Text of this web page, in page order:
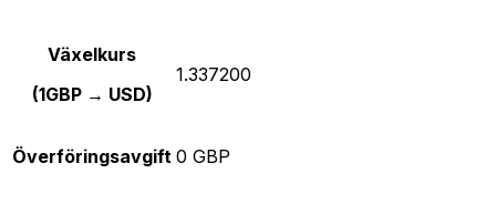
Växelkurs
(1GBP → USD)
1.337200
Överföringsavgift 0 GBP